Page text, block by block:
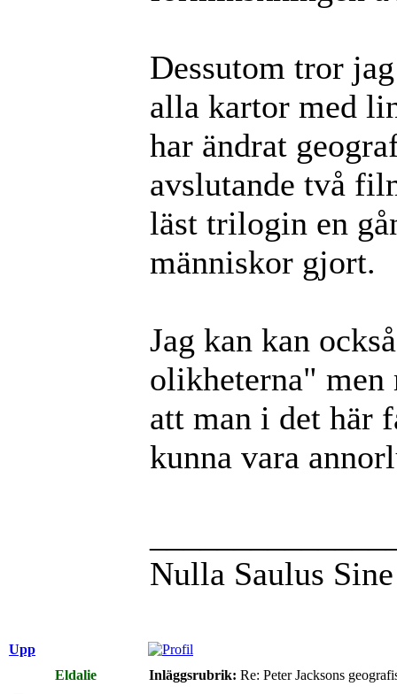
Dessutom tror
alla kartor med
har ändrat
avslutande två
läst trilogin en
människor gjort.
Jag kan kan
olikheterna" men
att man i det här
kunna vara
Nulla Saulus
Upp
Eldalie
Inläggsrubrik: Re: Peter Jacksons